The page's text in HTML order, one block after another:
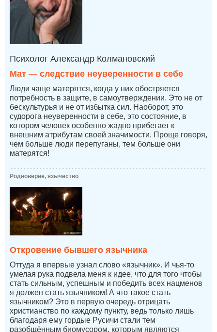
Психолог Александр Колмановский
Мат — следствие неуверенности в себе
Люди чаще матерятся, когда у них обостряется
потребность в защите, в самоутверждении. Это не от
бескультурья и не от избытка сил. Наоборот, это
судорога неуверенности в себе, это состояние, в
котором человек особенно жадно прибегает к
внешним атрибутам своей значимости. Проще говоря,
чем больше люди перепуганы, тем больше они
матерятся!
Родноверие, язычество
Откровение бывшего язычника
Оттуда я впервые узнал слово «язычник». И чья-то
умелая рука подвела меня к идее, что для того чтобы
стать сильным, успешным и победить всех нацменов
я должен стать язычником! А что такое стать
язычником? Это в первую очередь отрицать
христианство по каждому пункту, ведь только лишь
благодаря ему гордые Русичи стали тем
разобщённым биомусором, которым являются